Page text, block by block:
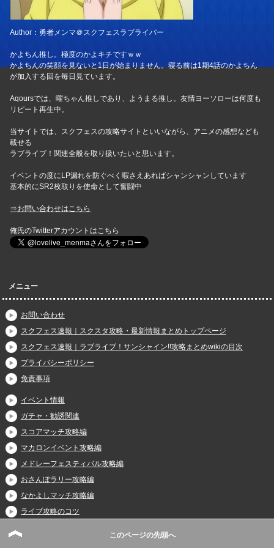
Author：勇者メンマ＠スクフェスラブライバー
かよちん推し。極度のかよキチですｗｗ
かよちんの笑顔を見ないと1日が始まりません。寝る前は1期4話のかよちん
が加入する回を毎日見ています。
Aqoursでは、曜ちゃん推しであり、ようまる推し。友情ヨーソローは何度も
リピート再生中。
当サイトでは、スクフェスの攻略サイトといいながら、アニメの感想なども
載せる
ラブライブ！関連全般を取り扱いたいと思います。
イベントの度にLP漏れを防ぐべく暇さえあればシャンシャンしています
基本的にSR2枚取りを使命として奮闘中
⇒お問い合わせはこちら
俺氏のTwitterアカウントはこちら
メニュー
お問い合わせ
スクフェス速報｜スクスタ攻略・最新情報まとめトップページ
スクフェス速報｜ラブライブ！サンシャイン!!攻略まとめwikiの目次
プライバシーポリシー
免責事項
イベント情報
ガチャ・勧誘関連
スコアマッチ攻略編
マカロンイベント攻略編
メドレーフェスティバル攻略編
おさんぽラリー攻略編
なかよしマッチ攻略編
ライブ攻略のコツ
このページの先頭へ